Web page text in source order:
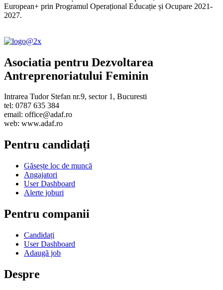
European+ prin Programul Operațional Educație și Ocupare 2021-
2027.
Asociatia pentru Dezvoltarea
Antreprenoriatului Feminin
Intrarea Tudor Stefan nr.9, sector 1, Bucuresti
tel: 0787 635 384
email: office@adaf.ro
web: www.adaf.ro
Pentru candidați
Găsește loc de muncă
Angajatori
User Dashboard
Alerte joburi
Pentru companii
Candidați
User Dashboard
Adaugă job
Despre